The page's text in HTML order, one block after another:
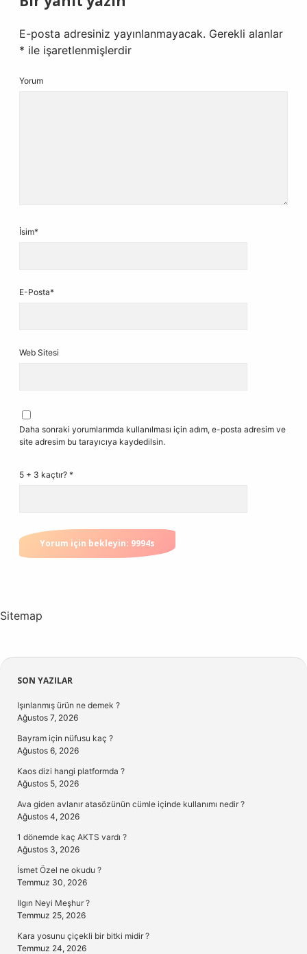
E-posta adresiniz yayınlanmayacak. Gerekli alanlar
* ile işaretlenmişlerdir
Yorum
İsim*
E-Posta*
Web Sitesi
Daha sonraki yorumlarımda kullanılması için adım, e-posta adresim ve
site adresim bu tarayıcıya kaydedilsin.
5 + 3 kaçtır? *
Sitemap
Sidebar
SON YAZILAR
Işınlanmış ürün ne demek ?
Ağustos 7, 2026
Bayram için nüfusu kaç ?
Ağustos 6, 2026
Kaos dizi hangi platformda ?
Ağustos 5, 2026
Ava giden avlanır atasözünün cümle içinde kullanımı nedir ?
Ağustos 4, 2026
1 dönemde kaç AKTS vardı ?
Ağustos 3, 2026
İsmet Özel ne okudu ?
Temmuz 30, 2026
Ilgın Neyi Meşhur ?
Temmuz 25, 2026
Kara yosunu çiçekli bir bitki midir ?
Temmuz 24, 2026